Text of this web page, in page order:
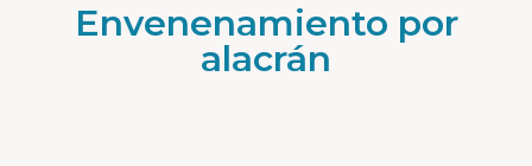
Envenenamiento por
alacrán